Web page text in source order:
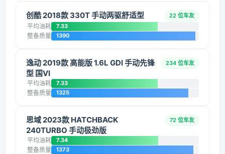
创酷 2018款 330T 手动两驱舒适型 22 位车友
平均油耗 7.33
整备质量 1390
逸动 2019款 高能版 1.6L GDI 手动先锋
型 国VI
234 位车友
平均油耗 7.33
整备质量 1325
思域 2023款 HATCHBACK
240TURBO 手动极劲版
72 位车友
平均油耗 7.34
整备质量 1373